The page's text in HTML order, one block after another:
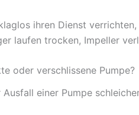
ihren Dienst
laufen trocken, Impeller
oder verschlissene Pumpe?
einer Pumpe